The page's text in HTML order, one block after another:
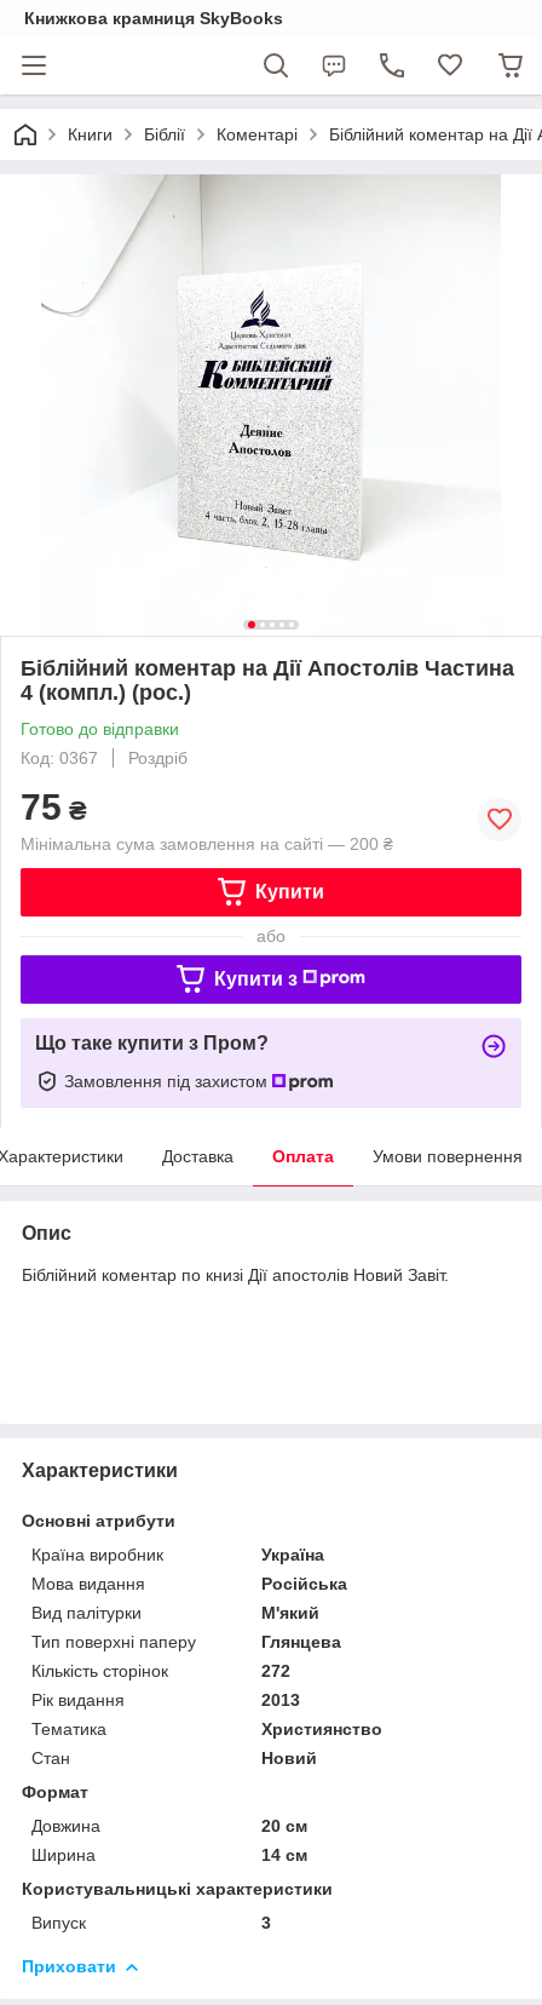
Книжкова крамниця SkyBooks
Книги Біблії Коментарі Біблійний коментар на
Біблійний коментар на Дії Апостолів Частина
4 (компл.) (рос.)
Готово до відправки
Код: 0367
Роздріб
75 ₴
Мінімальна сума замовлення на сайті — 200 ₴
Купити
або
Купити з
Що таке купити з Пром?
Замовлення під захистом
Доставка Оплата Умови повернення
Опис
Біблійний коментар по книзі Дії апостолів Новий Завіт.
Характеристики
Основні атрибути
Країна виробник
Україна
Мова видання
Російська
Вид палітурки
М'який
Тип поверхні паперу
Глянцева
Кількість сторінок
272
Рік видання
2013
Тематика
Християнство
Стан
Новий
Формат
Довжина
20 см
Ширина
14 см
Користувальницькі характеристики
Випуск
3
Приховати